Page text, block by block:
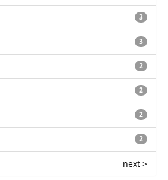
3
3
2
2
2
2
next >